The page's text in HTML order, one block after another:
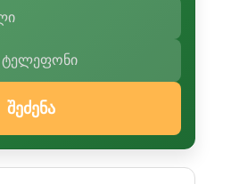
შეძენა